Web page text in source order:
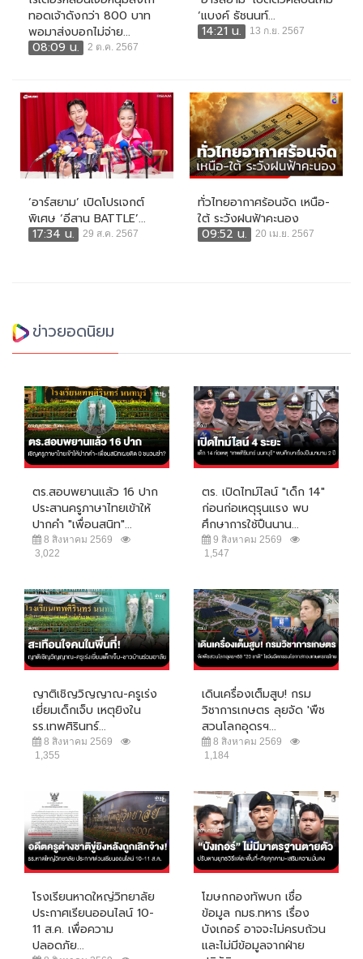
ทอดเจ้าดังกว่า 800 บาท
พอมาส่งบอกไม่จ่าย...
08:09 น.
2 ต.ค. 2567
‘แบงค์ ธัชนนท์...
14:21 น.
13 ก.ย. 2567
‘อาร์สยาม’ เปิดโปรเจกต์
พิเศษ ‘อีสาน BATTLE’...
17:34 น.
29 ส.ค. 2567
ทั่วไทยอากาศร้อนจัด เหนือ-
ใต้ ระวังฝนฟ้าคะนอง
09:52 น.
20 เม.ย. 2567
ข่าวยอดนิยม
ตร.สอบพยานแล้ว 16 ปาก
ประสานครูภาษาไทยเข้าให้
ปากคำ "เพื่อนสนิท"...
8 สิงหาคม 2569
3,022
ตร. เปิดไทม์ไลน์ "เด็ก 14"
ก่อนก่อเหตุรุนแรง พบ
ศึกษาการใช้ปืนนาน...
9 สิงหาคม 2569
1,547
ญาติเชิญวิญญาณ-ครูเร่ง
เยี่ยมเด็กเจ็บ เหตุยิงใน
รร.เทพศิรินทร์...
8 สิงหาคม 2569
1,355
เดินเครื่องเต็มสูบ! กรม
วิชาการเกษตร ลุยจัด 'พืช
สวนโลกอุดรฯ...
8 สิงหาคม 2569
1,184
โรงเรียนหาดใหญ่วิทยาลัย
ประกาศเรียนออนไลน์ 10-
11 ส.ค. เพื่อความ
ปลอดภัย...
โฆษกกองทัพบก เชื่อ
ข้อมูล กมธ.ทหาร เรื่อง
บังเกอร์ อาจจะไม่ครบถ้วน
และไม่มีข้อมูลจากฝ่าย